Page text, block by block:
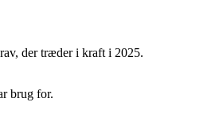
der træder i kraft i 2025.
brug for.